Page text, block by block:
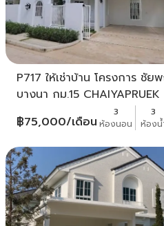
P717 ให้เช่าบ้าน โครงการ ชัย
บางนา กม.15
km 15 ตกแต่งสวยพร้อมเข้าอยู่
฿75,000/เดือน
3
ห้องนอน
3
ห้องน้